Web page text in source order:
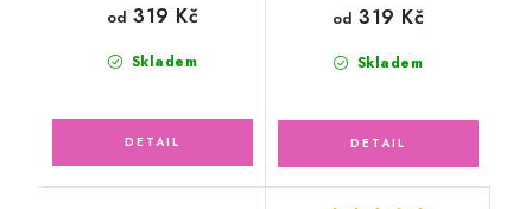
Skladem
od 319 Kč
Skladem
od 319 Kč